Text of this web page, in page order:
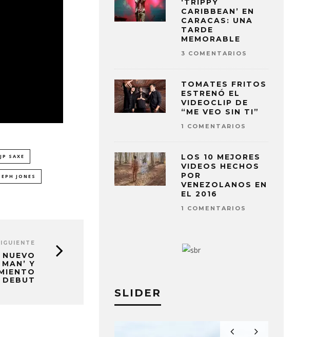
JP SAXE
JONES
Y
‘TRIPPY
CARIBBEAN’ EN
CARACAS: UNA
TARDE
MEMORABLE
3 COMENTARIOS
TOMATES FRITOS
ESTRENÓ EL
VIDEOCLIP DE
“ME VEO SIN TI”
1 COMENTARIOS
LOS 10 MEJORES
VIDEOS HECHOS
POR
VENEZOLANOS EN
EL 2016
1 COMENTARIOS
SLIDER